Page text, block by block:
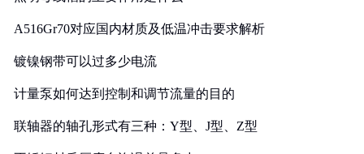
A516Gr70对应国内材质及低温冲击要求解析
镀镍钢带可以过多少电流
计量泵如何达到控制和调节流量的目的
联轴器的轴孔形式有三种：Y型、J型、Z型